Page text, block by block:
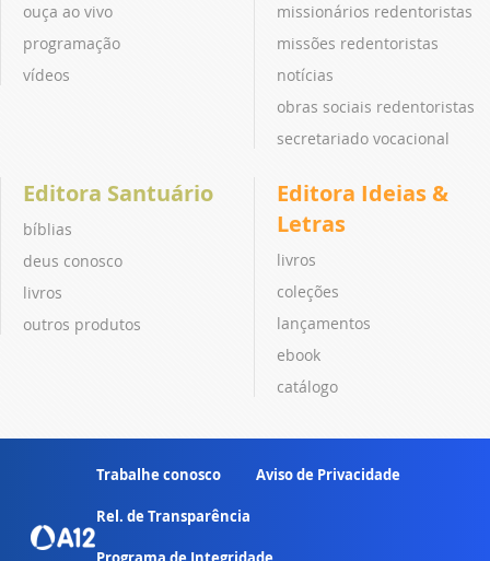
ouça ao vivo
programação
vídeos
missionários redentoristas
missões redentoristas
notícias
obras sociais redentoristas
secretariado vocacional
Editora Santuário
bíblias
deus conosco
livros
outros produtos
Editora Ideias &
Letras
livros
coleções
lançamentos
ebook
catálogo
Trabalhe conosco Aviso de Privacidade
Rel. de Transparência